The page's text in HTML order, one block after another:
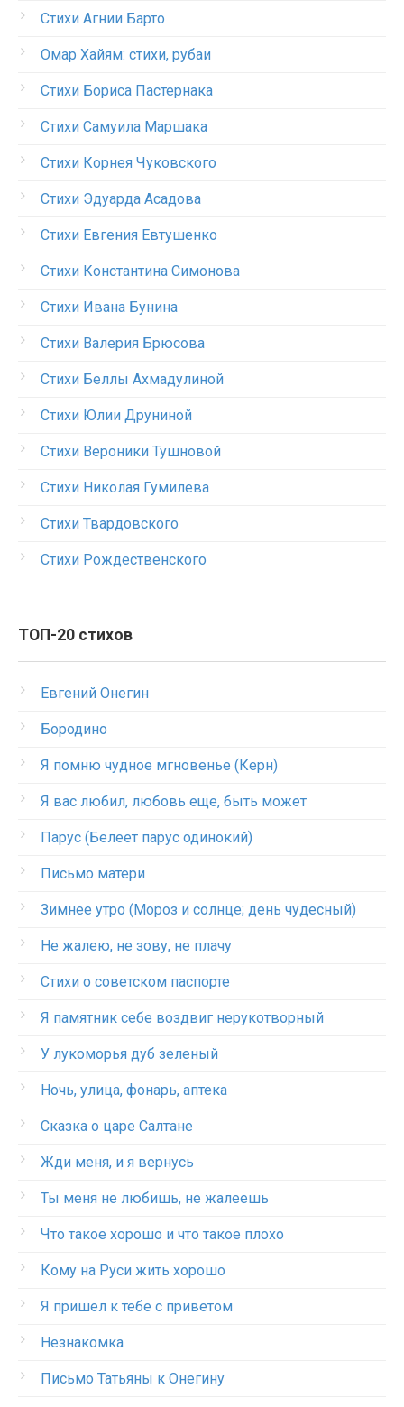
Стихи Агнии Барто
Омар Хайям: стихи, рубаи
Стихи Бориса Пастернака
Стихи Самуила Маршака
Стихи Корнея Чуковского
Стихи Эдуарда Асадова
Стихи Евгения Евтушенко
Стихи Константина Симонова
Стихи Ивана Бунина
Стихи Валерия Брюсова
Стихи Беллы Ахмадулиной
Стихи Юлии Друниной
Стихи Вероники Тушновой
Стихи Николая Гумилева
Стихи Твардовского
Стихи Рождественского
ТОП-20 стихов
Евгений Онегин
Бородино
Я помню чудное мгновенье (Керн)
Я вас любил, любовь еще, быть может
Парус (Белеет парус одинокий)
Письмо матери
Зимнее утро (Мороз и солнце; день чудесный)
Не жалею, не зову, не плачу
Стихи о советском паспорте
Я памятник себе воздвиг нерукотворный
У лукоморья дуб зеленый
Ночь, улица, фонарь, аптека
Сказка о царе Салтане
Жди меня, и я вернусь
Ты меня не любишь, не жалеешь
Что такое хорошо и что такое плохо
Кому на Руси жить хорошо
Я пришел к тебе с приветом
Незнакомка
Письмо Татьяны к Онегину